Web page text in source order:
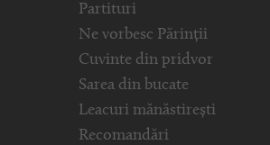
Partituri
Ne vorbesc Părinții
Cuvinte din pridvor
Sarea din bucate
Leacuri mănăstirești
Recomandări